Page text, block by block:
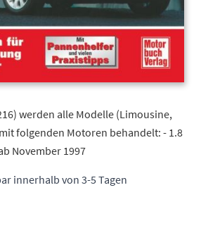
werden alle Modelle (Limousine,
folgenden Motoren behandelt: - 1.8
November 1997
innerhalb von 3-5 Tagen